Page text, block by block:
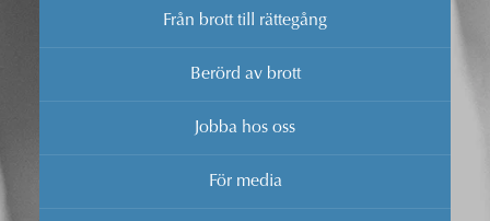
Från brott till rättegång
Berörd av brott
Jobba hos oss
För media